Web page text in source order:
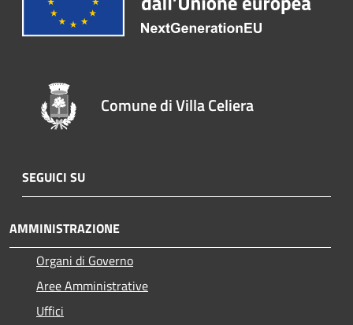
Comune di Villa Celiera
SEGUICI SU
AMMINISTRAZIONE
Organi di Governo
Aree Amministrative
Uffici